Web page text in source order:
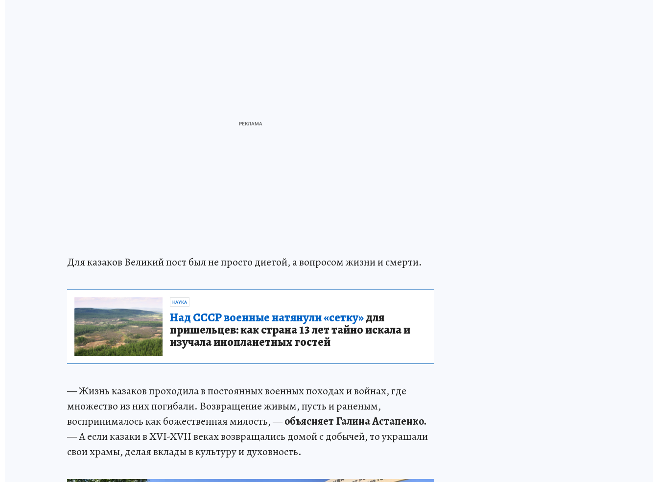
Для казаков Великий пост был не просто диетой, а вопросом жизни и смерти.
НАУКА
Над СССР военные натянули «сетку»для
пришельцев: как страна 13 лет тайно искала и
изучала инопланетных гостей
— Жизнь казаков проходила в постоянных военных походах и войнах, где
множество из них погибали. Возвращение живым, пусть и раненым,
воспринималось как божественная милость, —объясняет Галина Астапенко.
— А если казаки в XVI-XVII веках возвращались домой с добычей, то украшали
свои храмы, делая вклады в культуру и духовность.